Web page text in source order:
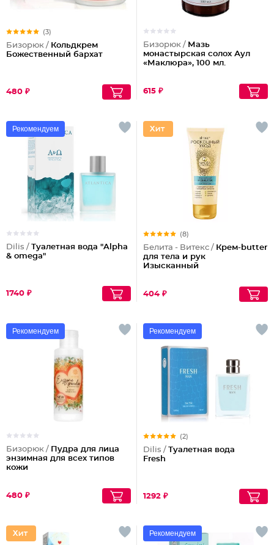
(3)
Бизорюк / Кольдкрем
Божественный бархат
480 ₽
Бизорюк / Мазь
монастырская солох Аул
«Маклюра», 100 мл.
615 ₽
Рекомендуем
Dilis / Туалетная вода "Alpha
& omega"
1740 ₽
(8)
Белита - Витекс / Крем-butter
для тела и рук
Изысканный
404 ₽
Рекомендуем
Бизорюк / Пудра для лица
энзимная для всех типов
кожи
480 ₽
Рекомендуем
(2)
Dilis / Туалетная вода
Fresh
1292 ₽
Рекомендуем